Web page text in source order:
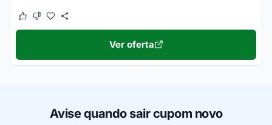
Este cupom funcionou
Este cupom não funcionou
Ver oferta
Avise quando sair cupom novo